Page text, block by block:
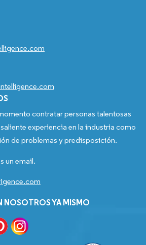
contratar personas talentosas
experiencia en la industria como
de problemas y predisposición.
un email.
YA MISMO